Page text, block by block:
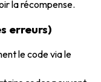
la récompense.
erreurs)
le code via le